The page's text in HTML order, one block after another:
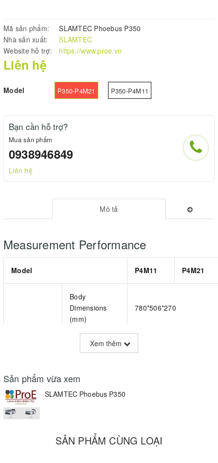
Mã sản phẩm:
SLAMTEC Phoebus P350
Nhà sản xuất:
SLAMTEC
Website hỗ trợ:
https://www.proe.vn
Liên hệ
Model P350-P4M21 P350-P4M11
Bạn cần hỗ trợ?
Mua sản phẩm
0938946849
Liên hệ
Mô tả
Measurement Performance
Model P4M11 P4M21
Body
Dimensions
(mm)
780*506*270
Self-weight
Load/Lifting
Load (KG)
Lifting Height
(mm)
Xem thêm
Sản phẩm vừa xem
SLAMTEC Phoebus P350
SẢN PHẨM CÙNG LOẠI